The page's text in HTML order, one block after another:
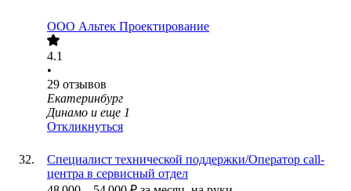
ООО Альтек Проектирование
4.1
•
29 отзывов
Екатеринбург
Динамо и еще 1
Откликнуться
Специалист технической поддержки/Оператор call-
центра в сервисный отдел